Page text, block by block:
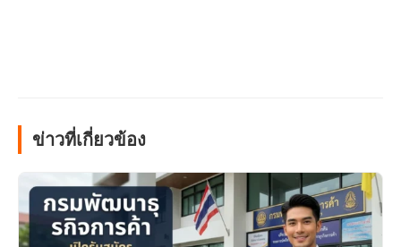
ข่าวที่เกี่ยวข้อง